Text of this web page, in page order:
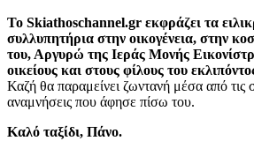
Το Skiathoschannel.gr εκφράζει τα
συλλυπητήρια στην οικογένεια, στην
του, Αργυρώ της Ιεράς Μονής
οικείους και στους φίλους του
Καζή θα παραμείνει ζωντανή μέσα από τις
αναμνήσεις που άφησε πίσω του.
Καλό ταξίδι, Πάνο.